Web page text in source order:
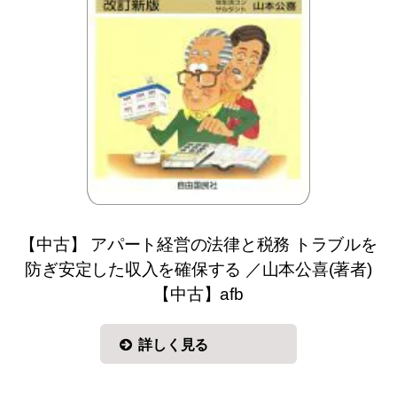
【中古】 アパート経営の法律と税務 トラブルを
防ぎ安定した収入を確保する ／山本公喜(著者)
【中古】afb
詳しく見る